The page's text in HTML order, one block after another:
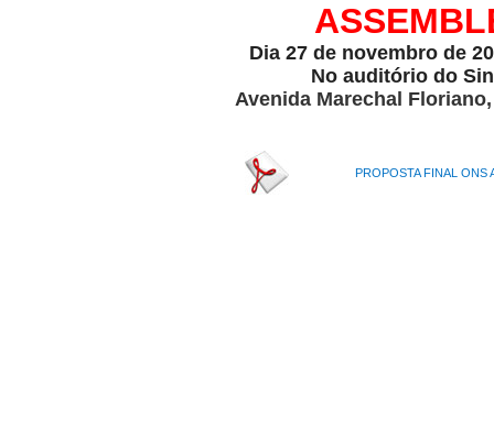
Dia 27 de novembro de
No auditório do
Avenida Marechal Floriano,
PROPOSTA FINAL ONS